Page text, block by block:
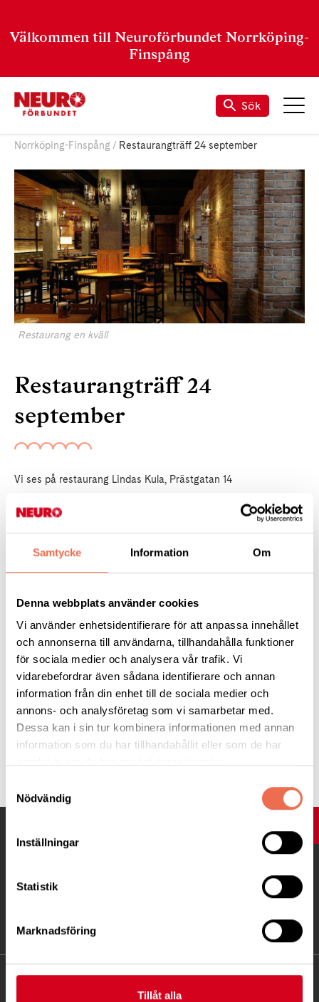
Samtycke Information Om
Denna webbplats använder cookies
Vi använder enhetsidentifierare för att anpassa innehållet
och annonserna till användarna, tillhandahålla funktioner
för sociala medier och analysera vår trafik. Vi
vidarebefordrar även sådana identifierare och annan
information från din enhet till de sociala medier och
annons- och analysföretag som vi samarbetar med.
Dessa kan i sin tur kombinera informationen med annan
information som du har tillhandahållit eller som de har
Nödvändig
Inställningar
Statistik
Marknadsföring
Tillåt alla
Välkommen till Neuroförbundet Norrköping-
Finspång
Sök
Norrköping-Finspång Restaurangträff 24 september
Restaurang en kväll
Restaurangträff 24
september
Vi ses på restaurang Lindas Kula, Prästgatan 14
Torsdag 24 september
Kl. 17
Anmäl senast den21 september
Till Thomas Lack på 070 795 45 70
KONTAKT